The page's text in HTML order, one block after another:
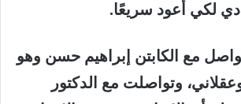
لكي أعود سريعًا.
مع الكابتن إبراهيم حسن وهو
وتواصلت مع الدكتور